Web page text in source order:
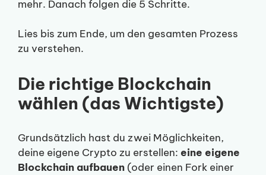
mehr. Danach folgen die 5 Schritte.
Lies bis zum Ende, um den gesamten Prozess
zu verstehen.
Die richtige Blockchain
wählen (das Wichtigste)
Grundsätzlich hast du zwei Möglichkeiten,
deine eigene Crypto zu erstellen: eine eigene
Blockchain aufbauen (oder einen Fork einer